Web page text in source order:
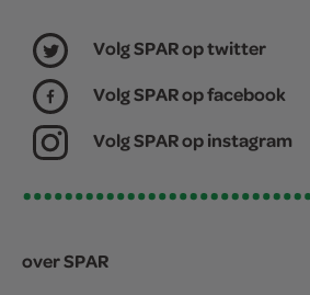
Volg SPAR op twitter
Volg SPAR op facebook
Volg SPAR op instagram
over SPAR